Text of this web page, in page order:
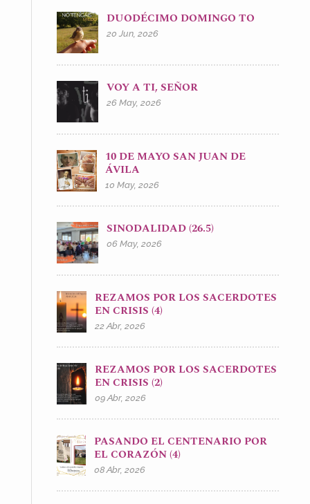
DUODÉCIMO DOMINGO TO
20 Jun, 2026
VOY A TI, SEÑOR
26 May, 2026
10 DE MAYO SAN JUAN DE
ÁVILA
10 May, 2026
SINODALIDAD (26.5)
06 May, 2026
REZAMOS POR LOS SACERDOTES
EN CRISIS (4)
22 Abr, 2026
REZAMOS POR LOS SACERDOTES
EN CRISIS (2)
09 Abr, 2026
PASANDO EL CENTENARIO POR
EL CORAZÓN (4)
08 Abr, 2026